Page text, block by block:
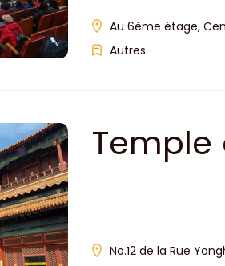
Au 6ème étage,
Autres
No.12 de la Rue